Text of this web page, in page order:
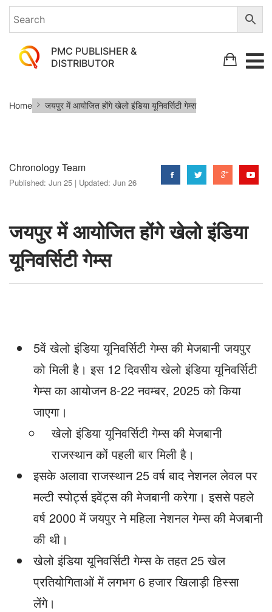
PMC PUBLISHER &
DISTRIBUTOR
जयपुर
खेलो
इंडिया
गेम्स
Home जयपुर में आयोजित होंगे खेलो इंडिया यूनिवर्सिटी गेम्स
Chronology Team
Published: Jun 25 | Updated: Jun 26
जयपुर में आयोजित होंगे खेलो इंडिया
यूनिवर्सिटी गेम्स
5वें खेलो इंडिया यूनिवर्सिटी गेम्स की मेजबानी जयपुर
को मिली है। इस 12 दिवसीय खेलो इंडिया यूनिवर्सिटी
गेम्स का आयोजन 8-22 नवम्बर, 2025 को किया
जाएगा।
खेलो इंडिया यूनिवर्सिटी गेम्स की मेजबानी
राजस्थान कों पहली बार मिली है।
इसके अलावा राजस्थान 25 वर्ष बाद नेशनल लेवल पर
मल्टी स्पोर्ट्स इवेंट्स की मेजबानी करेगा। इससे पहले
वर्ष 2000 में जयपुर ने महिला नेशनल गेम्स की मेजबानी
की थी।
खेलो इंडिया यूनिवर्सिटी गेम्स के तहत 25 खेल
प्रतियोगिताओं में लगभग 6 हजार खिलाड़ी हिस्सा
लेंगे।